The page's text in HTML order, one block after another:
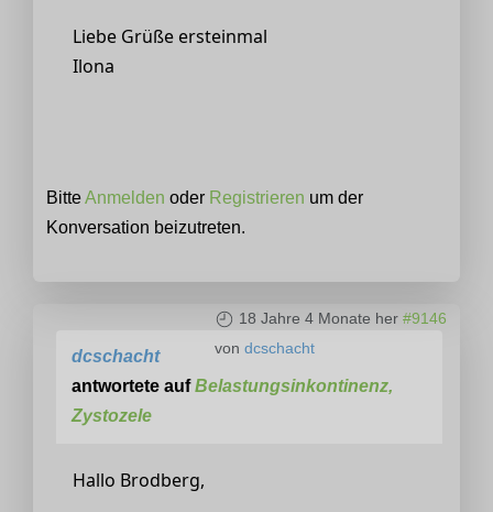
Liebe Grüße ersteinmal
Ilona
BitteAnmelden oder Registrieren um der
Konversation beizutreten.
18 Jahre 4 Monate her #9146
von dcschacht
dcschacht
antwortete aufBelastungsinkontinenz,
Zystozele
Hallo Brodberg,